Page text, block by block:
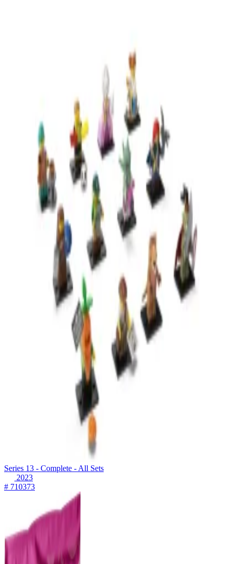
Series 13 - Complete - All Sets
2023
# 710373